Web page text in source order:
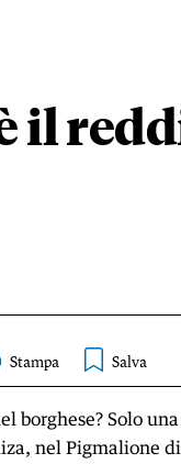
il
Stampa
borghese? Solo
nel Pigmalione